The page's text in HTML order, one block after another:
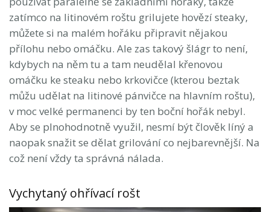
zatímco na litinovém roštu grilujete hovězí steaky,
můžete si na malém hořáku připravit nějakou
přílohu nebo omáčku. Ale zas takový šlágr to není,
kdybych na něm tu a tam neudělal křenovou
omáčku ke steaku nebo krkovičce (kterou beztak
můžu udělat na litinové pánvičce na hlavním roštu),
v moc velké permanenci by ten boční hořák nebyl.
Aby se plnohodnotně využil, nesmí být člověk líný a
naopak snažit se dělat grilování co nejbarevnější. Na
což není vždy ta správná nálada.
Vychytaný ohřívací rošt